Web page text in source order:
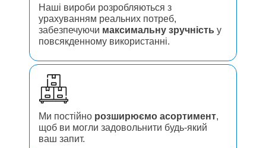
Наші вироби розробляються з
урахуванням реальних потреб,
забезпечуючи максимальну зручність у
повсякденному використанні.
Ми постійно розширюємо асортимент,
щоб ви могли задовольнити будь-який
ваш запит.